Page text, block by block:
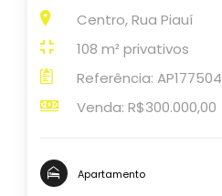
Centro, Rua Piauí
108 m² privativos
Referência: AP177504
Venda: R$300.000,00
Apartamento